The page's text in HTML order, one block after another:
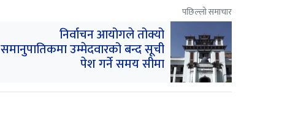
पछिल्लो समाचार
निर्वाचन आयोगले तोक्यो
समानुपातिकमा उम्मेदवारको बन्द सूची
पेश गर्ने समय सीमा